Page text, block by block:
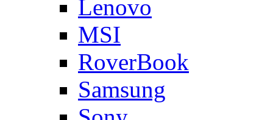
Lenovo
MSI
RoverBook
Samsung